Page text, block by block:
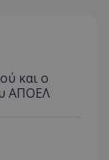
και ο
ΑΠΟΕΛ